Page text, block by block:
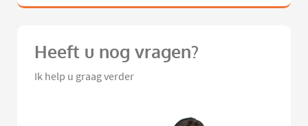
Heeft u nog vragen?
Ik help u graag verder